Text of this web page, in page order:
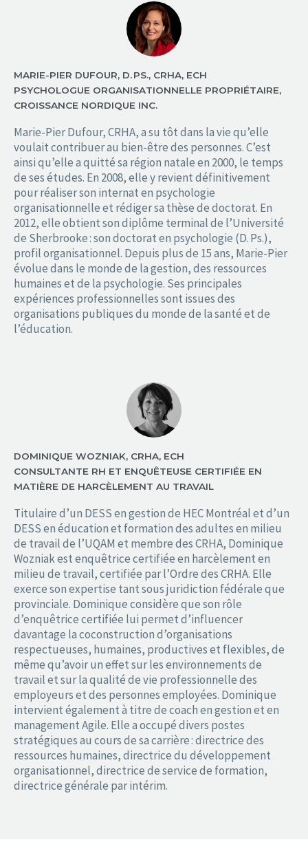
MARIE-PIER DUFOUR, D. PS., CRHA, ECH
PSYCHOLOGUE ORGANISATIONNELLE PROPRIÉTAIRE,
CROISSANCE NORDIQUE INC.
Marie-Pier Dufour, CRHA, a su tôt dans la vie qu’elle
voulait contribuer au bien-être des personnes. C’est
ainsi qu’elle a quitté sa région natale en 2000, le temps
de ses études. En 2008, elle y revient définitivement
pour réaliser son internat en psychologie
organisationnelle et rédiger sa thèse de doctorat. En
2012, elle obtient son diplôme terminal de l’Université
de Sherbrooke : son doctorat en psychologie (D. Ps.),
profil organisationnel. Depuis plus de 15 ans, Marie-Pier
évolue dans le monde de la gestion, des ressources
humaines et de la psychologie. Ses principales
expériences professionnelles sont issues des
organisations publiques du monde de la santé et de
l’éducation.
DOMINIQUE WOZNIAK, CRHA, ECH
CONSULTANTE RH ET ENQUÊTEUSE CERTIFIÉE EN
MATIÈRE DE HARCÈLEMENT AU TRAVAIL
Titulaire d’un DESS en gestion de HEC Montréal et d’un
DESS en éducation et formation des adultes en milieu
de travail de l’UQAM et membre des CRHA, Dominique
Wozniak est enquêtrice certifiée en harcèlement en
milieu de travail, certifiée par l’Ordre des CRHA. Elle
exerce son expertise tant sous juridiction fédérale que
provinciale. Dominique considère que son rôle
d’enquêtrice certifiée lui permet d’influencer
davantage la coconstruction d’organisations
respectueuses, humaines, productives et flexibles, de
même qu’avoir un effet sur les environnements de
travail et sur la qualité de vie professionnelle des
employeurs et des personnes employées. Dominique
intervient également à titre de coach en gestion et en
management Agile. Elle a occupé divers postes
stratégiques au cours de sa carrière : directrice des
ressources humaines, directrice du développement
organisationnel, directrice de service de formation,
directrice générale par intérim.